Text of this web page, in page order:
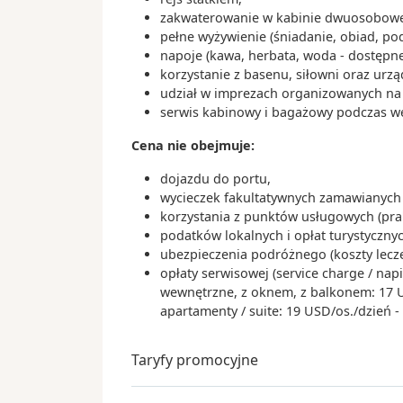
Dzień 16.niedz. 19.09.2027
Dzień na morzu
Dzień 17. 20.09.2027
Kaohsiung
Dzień na morzu
Dzień 19.śr.22.09.2027
Hongkong
Hongkong
Dzień 20 czw. 23.09.2027
Dzień na morzu
Dzień 21.pt.24.09.2027
Da Nang
zakwaterowanie w kabinie
pełne wyżywienie (śniadanie, obiad,
napoje (kawa, herbata, woda -
korzystanie z basenu, siłowni oraz
udział w imprezach organizowanych
serwis kabinowy i bagażowy podczas
Cena nie obejmuje:
dojazdu do portu,
wycieczek fakultatywnych
korzystania z punktów usługowych
podatków lokalnych i opłat
ubezpieczenia podróżnego (koszty
opłaty serwisowej (service charge /
wewnętrzne, z oknem, z balkonem: 17
apartamenty / suite: 19 USD/os./dzień
Taryfy promocyjne